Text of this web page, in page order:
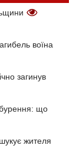
воїна
загинув
що
жителя